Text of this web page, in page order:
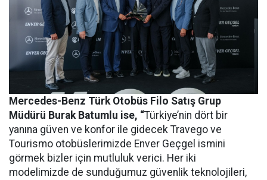
Mercedes-Benz Türk Otobüs Filo Satış Grup
Müdürü Burak Batumlu ise, “Türkiye’nin dört bir
yanına güven ve konfor ile gidecek Travego ve
Tourismo otobüslerimizde Enver Geçgel ismini
görmek bizler için mutluluk verici. Her iki
modelimizde de sunduğumuz güvenlik teknolojileri,